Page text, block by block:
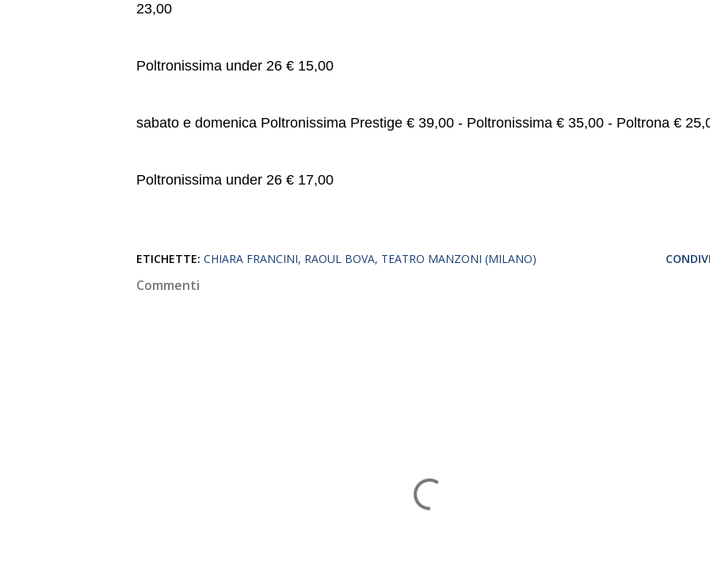
23,00
Poltronissima under 26 € 15,00
sabato e domenica Poltronissima Prestige € 39,00 - Poltronissima € 35,00 - Poltrona €
Poltronissima under 26 € 17,00
ETICHETTE: CHIARA FRANCINI RAOUL BOVA TEATRO MANZONI (MILANO)
Commenti